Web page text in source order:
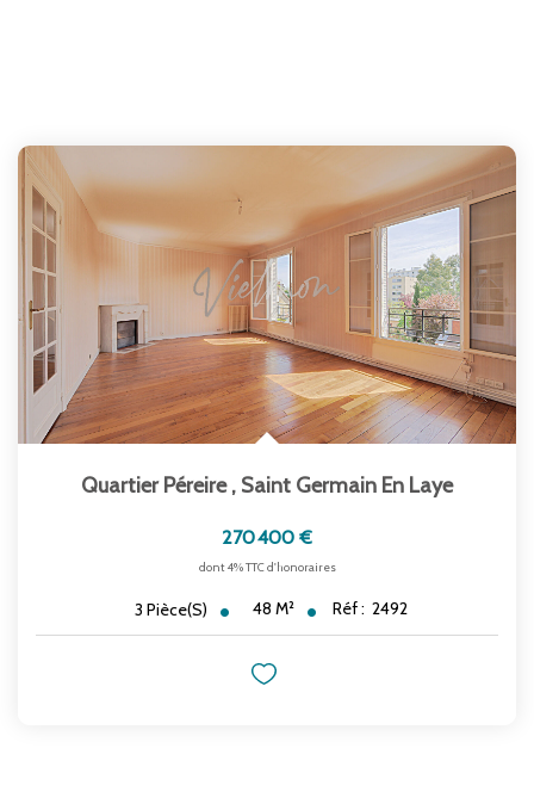
Quartier Péreire , Saint Germain En Laye
270 400 €
dont 4% TTC d'honoraires
3 Pièce(s) 48 M² Réf : 2492